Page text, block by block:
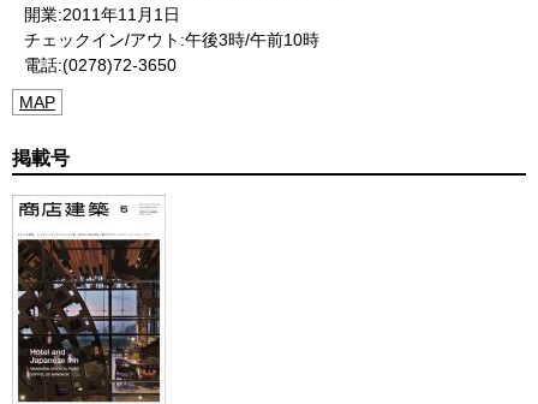
開業:2011年11月1日
チェックイン/アウト:午後3時/午前10時
電話:(0278)72-3650
MAP
掲載号